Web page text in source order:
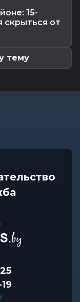
15-
скрыться от
тему